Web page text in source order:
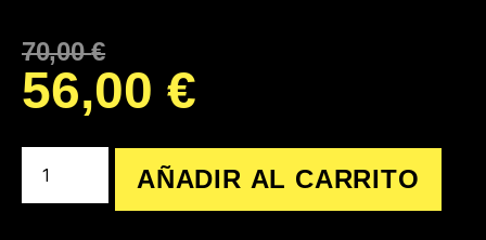
70,00€
56,00 €
AÑADIR AL CARRITO